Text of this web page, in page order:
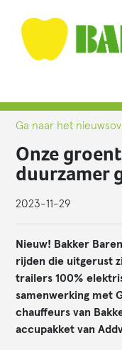
Ga naar het
Onze
duurzamer
2023-11-29
Nieuw! Bakker
rijden die uitgerust
trailers 100%
samenwerking met
chauffeurs van
accupakket van